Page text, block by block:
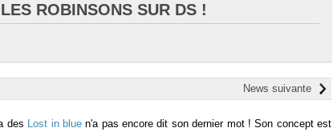
ROBINSONS SUR DS !
News suivante
des Lost in bluen'a pas encore dit son dernier mot ! Son concept est